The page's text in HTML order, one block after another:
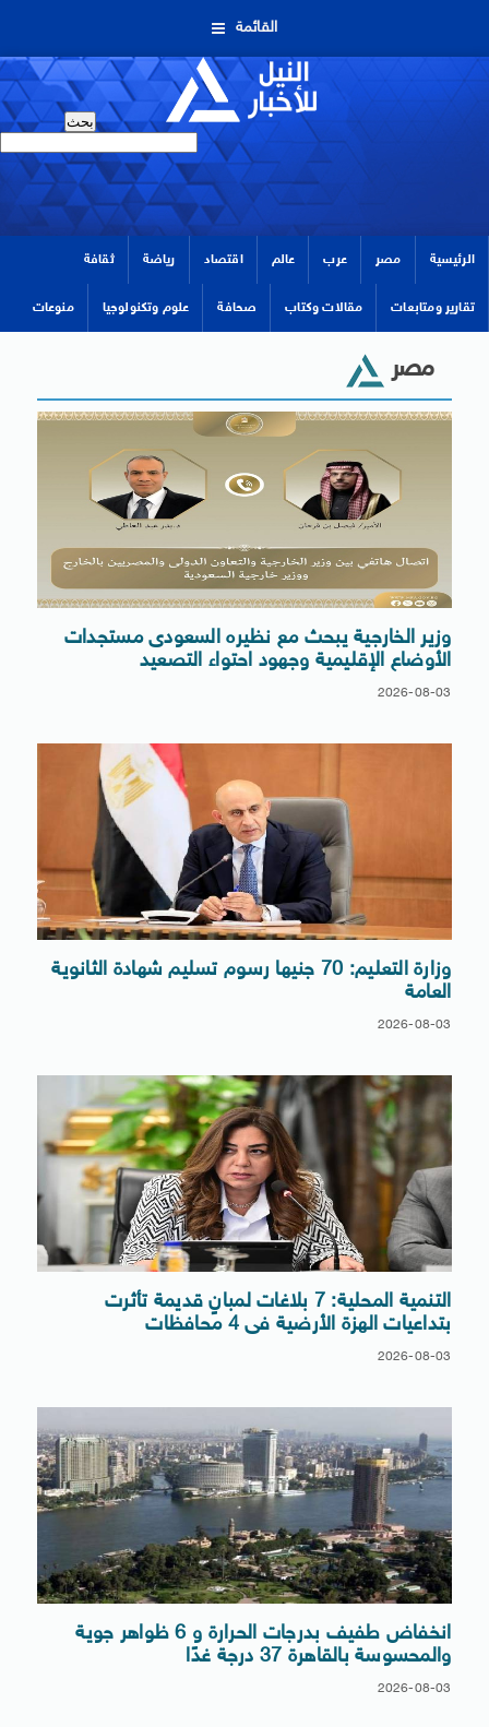
القائمة
الرئيسية مصر عرب عالم اقتصاد رياضة ثقافة
تقارير ومتابعات مقالات وكتاب صحافة علوم وتكنولوجيا منوعات
مصر
وزير الخارجية يبحث مع نظيره السعودى مستجدات
الأوضاع الإقليمية وجهود احتواء التصعيد
2026-08-03
وزارة التعليم: 70 جنيها رسوم تسليم شهادة الثانوية
العامة
2026-08-03
التنمية المحلية: 7 بلاغات لمبانٍ قديمة تأثرت
بتداعيات الهزة الأرضية فى 4 محافظات
2026-08-03
انخفاض طفيف بدرجات الحرارة و 6 ظواهر جوية
والمحسوسة بالقاهرة 37 درجة غدًا
2026-08-03